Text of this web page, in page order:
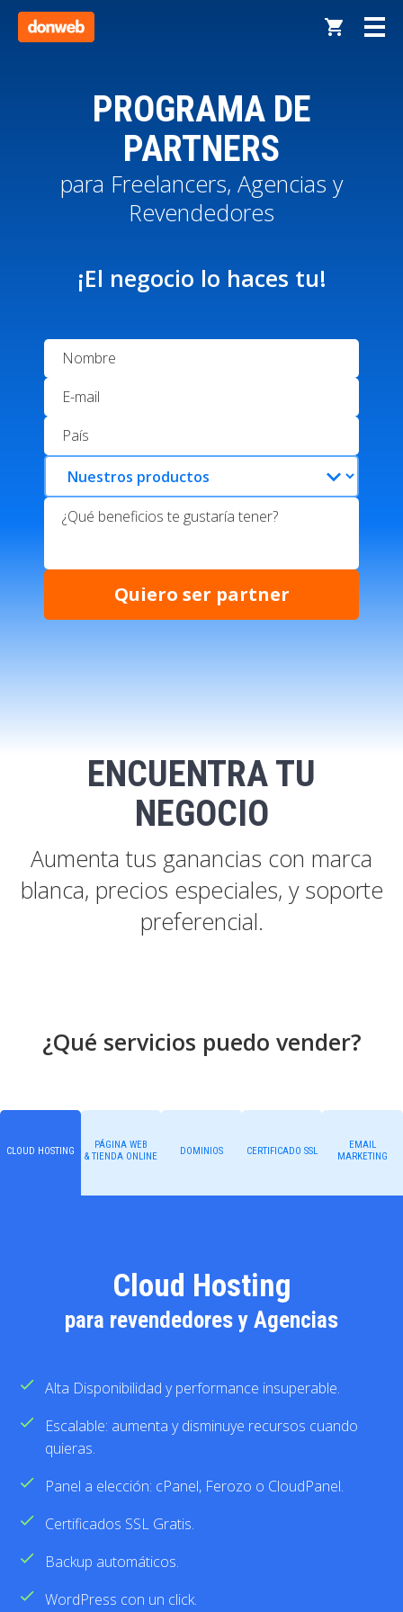
PROGRAMA DE
PARTNERS
para Freelancers, Agencias y
Revendedores
¡El negocio lo haces tu!
keyboard_arrow_down
Quiero ser partner
ENCUENTRA TU
NEGOCIO
Aumenta tus ganancias con marca
blanca, precios especiales, y soporte
preferencial.
¿Qué servicios puedo vender?
CLOUD HOSTING
PÁGINA WEB
& TIENDA ONLINE
DOMINIOS CERTIFICADO SSL
EMAIL
MARKETING
Cloud Hosting
para revendedores y Agencias
check Alta Disponibilidad y performance insuperable.
check
Escalable: aumenta y disminuye recursos cuando
quieras.
check Panel a elección: cPanel, Ferozo o CloudPanel.
check Certificados SSL Gratis.
check Backup automáticos.
check WordPress con un click.